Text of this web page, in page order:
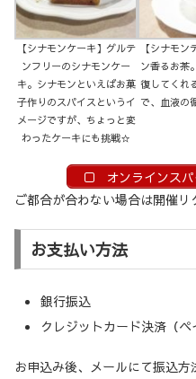
【シナモンケーキ】グルテ
ンフリーのシナモンケー
キ。シナモンといえばお菓
子作りのスパイスというイ
メージですが、ちょっと変
わったケーキにも挑戦☆
【シナモン
ン香るお茶
復してくれ
で、血液の
オンラインス
ご都合が合わない場合は開催
お支払い方法
銀行振込
クレジットカード決済（ペ
お申込み後、メールにて振込方